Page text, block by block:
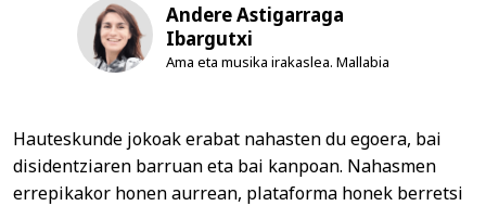
Andere Astigarraga
Ibargutxi
Ama eta musika irakaslea. Mallabia
Hauteskunde jokoak erabat nahasten du egoera, bai
disidentziaren barruan eta bai kanpoan. Nahasmen
errepikakor honen aurrean, plataforma honek berretsi